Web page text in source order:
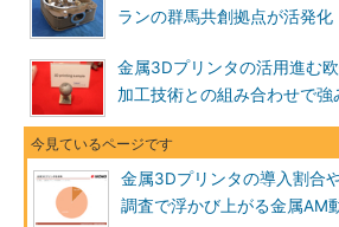
ランの群馬共創拠点が活発化
金属3Dプリンタの活用進む
加工技術との組み合わせで強
金属3Dプリンタの導入割合
調査で浮かび上がる金属AM